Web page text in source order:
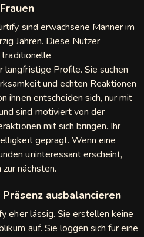
sind erwachsene Männer im
Jahren. Diese Nutzer
traditionelle
Profile. Sie suchen
und echten Reaktionen
ihnen entscheiden sich, nur mit
sind motiviert von der
mit sich bringen. Ihr
geprägt. Wenn eine
uninteressant erscheint,
nächsten.
ausbalancieren
eher lässig. Sie erstellen keine
auf. Sie loggen sich für eine